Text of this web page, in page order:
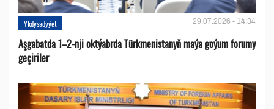
Ykdysadyýet 29.07.2026 - 14:34
Aşgabatda 1–2-nji oktýabrda Türkmenistanyň maýa goýum forumy
geçiriler